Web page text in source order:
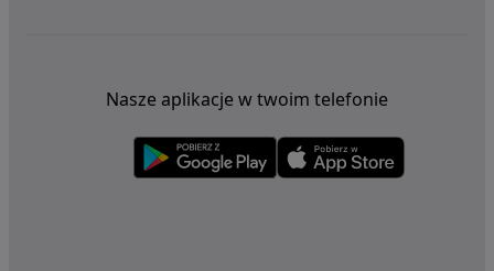
Nasze aplikacje w twoim telefonie